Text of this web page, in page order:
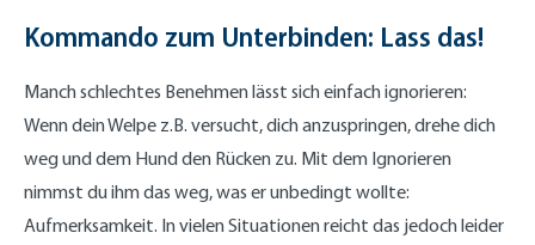
Kommando zum Unterbinden: Lass das!
Manch schlechtes Benehmen lässt sich einfach ignorieren:
Wenn dein Welpe z.B. versucht, dich anzuspringen, drehe dich
weg und dem Hund den Rücken zu. Mit dem Ignorieren
nimmst du ihm das weg, was er unbedingt wollte:
Aufmerksamkeit. In vielen Situationen reicht das jedoch leider